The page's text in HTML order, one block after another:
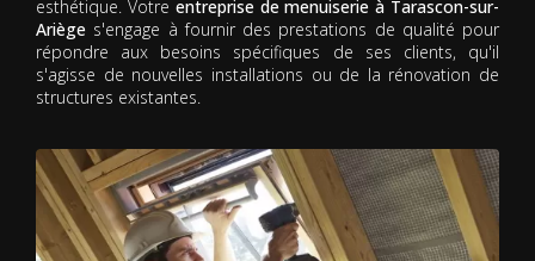
esthétique. Votre entreprise de menuiserie à Tarascon-sur-
Ariège s'engage à fournir des prestations de qualité pour
répondre aux besoins spécifiques de ses clients, qu'il
s'agisse de nouvelles installations ou de la rénovation de
structures existantes.